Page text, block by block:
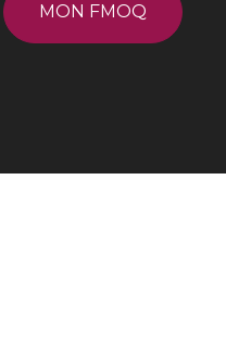
MON FMOQ